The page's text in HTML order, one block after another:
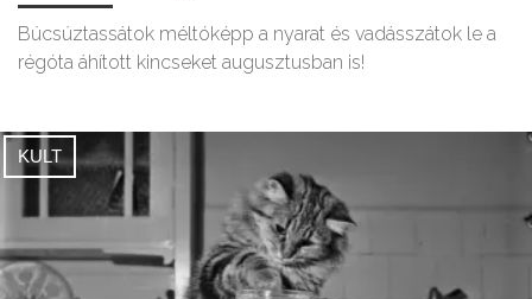
Búcsúztassátok méltóképp a nyarat és vadásszátok le a
régóta áhított kincseket augusztusban is!
KULT